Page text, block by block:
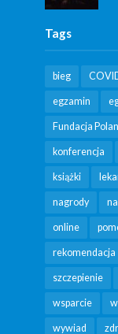
Tags
bieg
egzamin
Fundacja
konferencja
książki
nagrody
online
rekomendacja
szczepienie
wsparcie
wywiad